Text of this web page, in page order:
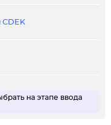
на этапе ввода